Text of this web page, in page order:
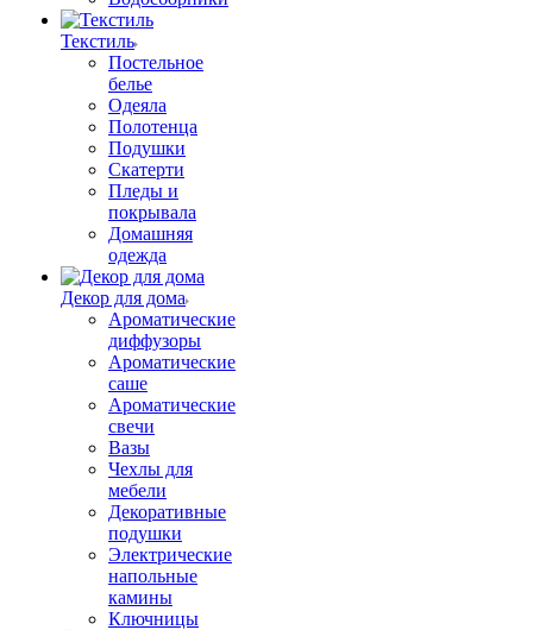
Текстиль
Постельное
белье
Одеяла
Полотенца
Подушки
Скатерти
Пледы и
покрывала
Домашняя
одежда
Декор для дома
Ароматические
диффузоры
Ароматические
саше
Ароматические
свечи
Вазы
Чехлы для
мебели
Декоративные
подушки
Электрические
напольные
камины
Ключницы